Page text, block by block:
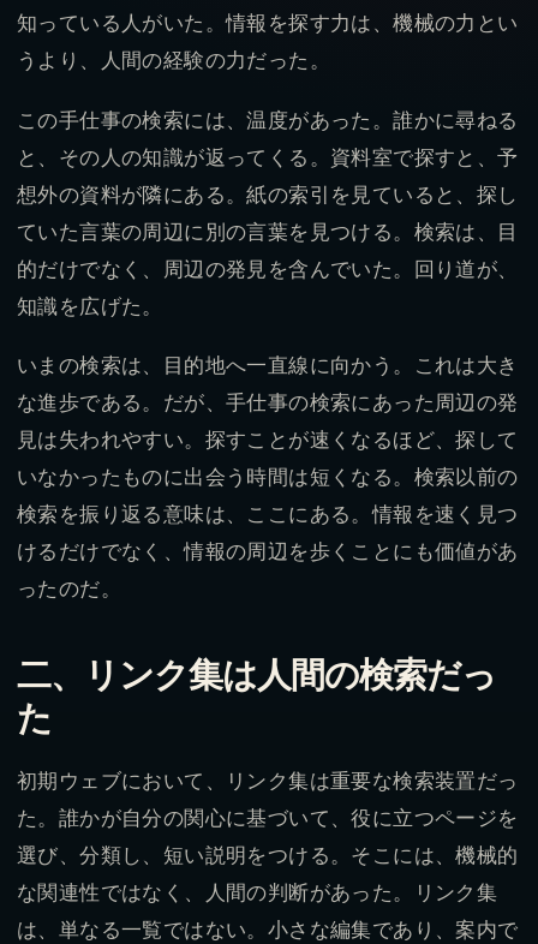
知っている人がいた。情報を探す力は、機械の力とい
うより、人間の経験の力だった。
この手仕事の検索には、温度があった。誰かに尋ねる
と、その人の知識が返ってくる。資料室で探すと、予
想外の資料が隣にある。紙の索引を見ていると、探し
ていた言葉の周辺に別の言葉を見つける。検索は、目
的だけでなく、周辺の発見を含んでいた。回り道が、
知識を広げた。
いまの検索は、目的地へ一直線に向かう。これは大き
な進歩である。だが、手仕事の検索にあった周辺の発
見は失われやすい。探すことが速くなるほど、探して
いなかったものに出会う時間は短くなる。検索以前の
検索を振り返る意味は、ここにある。情報を速く見つ
けるだけでなく、情報の周辺を歩くことにも価値があ
ったのだ。
二、リンク集は人間の検索だっ
た
初期ウェブにおいて、リンク集は重要な検索装置だっ
た。誰かが自分の関心に基づいて、役に立つページを
選び、分類し、短い説明をつける。そこには、機械的
な関連性ではなく、人間の判断があった。リンク集
は、単なる一覧ではない。小さな編集であり、案内で